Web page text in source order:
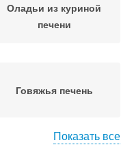
Оладьи из куриной
печени
Говяжья печень
Показать все